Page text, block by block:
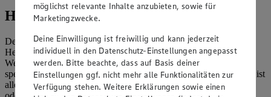
Hinweise
Der Inhalt dieser Website ist urheberrechtlich geschützt. Der
Herausgeber gewährt Ihnen jedoch das Recht, den auf dieser
Website bereitgestellten Text ganz oder ausschnittsweise zu
speichern und zu vervielfältigen. Aus Gründen des Urheberrechts ist
allerdings die Speicherung und Vervielfältigung von Bildmaterial
möglichst relevante Inhalte anzubieten, sowie für
Marketingzwecke.
Deine Einwilligung ist freiwillig und kann jederzeit
individuell in den Datenschutz-Einstellungen angepasst
werden. Bitte beachte, dass auf Basis deiner
Einstellungen ggf. nicht mehr alle Funktionalitäten zur
Verfügung stehen. Weitere Erklärungen sowie einen